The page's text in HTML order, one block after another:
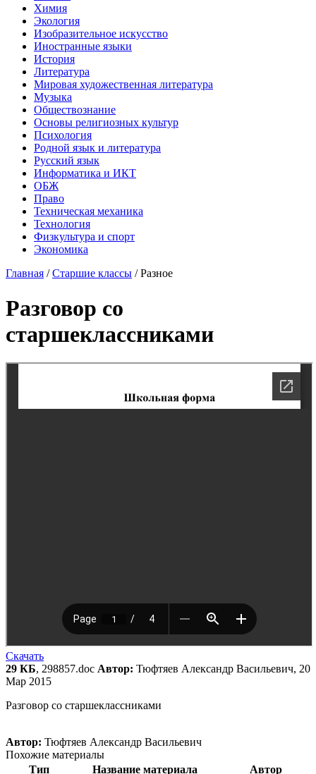
Химия
Экология
Изобразительное искусство
Иностранные языки
История
Литература
Мировая художественная литература
Музыка
Обществознание
Основы религиозных культур
Психология
Родной язык и литература
Русский язык
Информатика и ИКТ
ОБЖ
Право
Техническая механика
Технология
Физкультура и спорт
Экономика
Главная /Старшие классы /Разное
Разговор со
старшеклассниками
Скачать
29 КБ, 298857.doc Автор: Тюфтяев Александр Васильевич, 20
Мар 2015
Разговор со старшеклассниками
Автор: Тюфтяев Александр Васильевич
Похожие материалы
Тип
Название материала Автор